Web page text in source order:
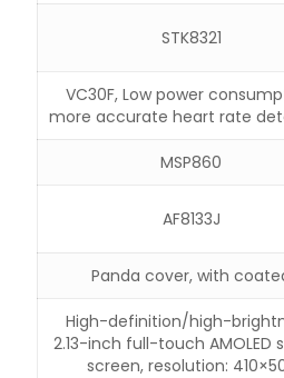
STK8321
VC30F, Low power
more accurate heart rate
MSP860
AF8133J
Panda cover, with
High-definition/high-
2.13-inch full-touch AMOLED
screen, resolution: